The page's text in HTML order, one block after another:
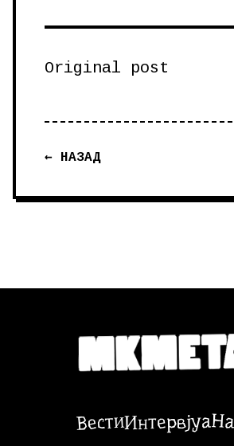
Original post
← НАЗАД
ВестиИнтервјуа